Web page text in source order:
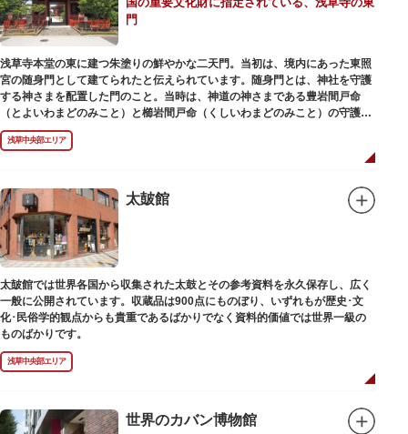
門
浅草寺本堂の東に建つ朱塗りの鮮やかな二天門。当初は、境内にあった東照
宮の随身門として建てられたと伝えられています。随身門とは、神社を守護
する神さまを配置した門のこと。当時は、神道の神さまである豊岩間戸命
（とよいわまどのみこと）と櫛岩間戸命（くしいわまどのみこと）の守護神
像が左右に祀られていました。
しかし、1868年（明治元年）に明治政府が発令した神仏分離令により、仏教
寺院である浅草寺には、この2柱の神さまの像を祀ることができなくなりま
鶴岡八幡宮にあった仏教の守護神である広目天（こうもくてん）と持国天
（じこくてん）の像を二天門に安置。これに伴い、正式名称が随身門から二
天門に変更されました。
その後、第二次世界大戦により2柱の像は焼失。現在は、上野の寛永寺（か
んえいじ）の四代将軍徳川家綱霊廟にあった持国天と増長天（ぞうちょうて
ん）の像が祀られています。持国天と増長天は、四天王と呼ばれる仏さまと
して知られていますが、四天王は仏教の守護神であることから武装した姿。
どちらも、鎌倉時代以降に流行した複数の木材を組み合わせる技法「寄木
造」により造られています。
浅草中央部エリア
太皷館
太皷館では世界各国から収集された太鼓とその参考資料を永久保存し、広く
一般に公開されています。収蔵品は900点にものぼり、いずれもが歴史･文
化･民俗学的観点からも貴重であるばかりでなく資料的価値では世界一級の
ものばかりです。
浅草中央部エリア
世界のカバン博物館